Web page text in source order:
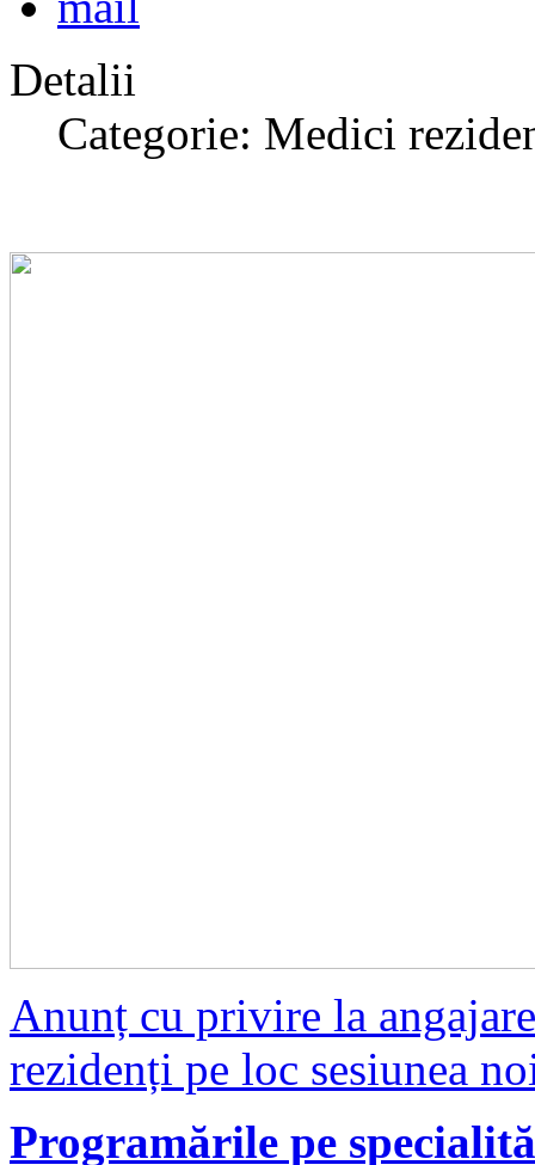
Detalii
Categorie: Medici
Anunț cu privire la
rezidenți pe loc sesiunea
Programările pe